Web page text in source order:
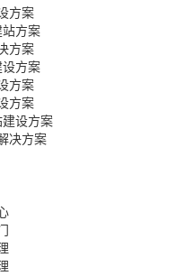
方案
站方案
方案
方案
方案
方案
设方案
决方案